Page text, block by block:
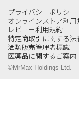
プライバシーポリシー
オンラインストア利用
レビュー利用規約
特定商取引に関する法
酒類販売管理者標識
医薬品に関するご案内
©MrMax Holdings Ltd.